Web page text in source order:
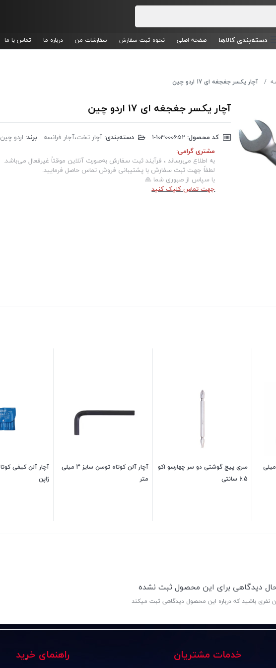
دسته‌بندی‌ کالاها صفحه اصلی نحوه ثبت سفارش سفارشات من درباره ما تماس با ما
آچار یکسر جغجغه ای 17 اردو چین
آچار یکسر جغجغه ای 17 اردو چین
کد محصول: دسته‌بندی: آچار تخت،آجار فرانسه برند: اردو چین
مشتری گرامی:
به اطلاع می‌رساند ، فرآیند ثبت سفارش به‌صورت آنلاین موقتاً غیرفعال می‌باشد.
لطفاً جهت ثبت سفارش با پشتیبانی فروش تماس حاصل فرمایید.
با سپاس از صبوری شما 🙏
جهت تماس کلیک کنید
آچار یکسر تخت آتا سایز 10 میلی
سری پیچ گوشتی دو سر چهارسو اکو
6.5 سانتی
آچار آلن کوتاه توسن سایز 3 میلی
متر
ژاپن
دیدگاهی برای این محصول ثبت نشده
نفری باشید که درباره این محصول دیدگاهی ثبت میکند
خدمات مشتریان راهنمای خرید